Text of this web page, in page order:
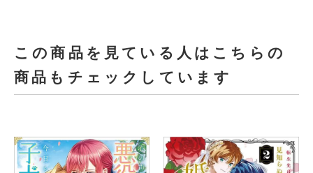
この商品を見ている人はこちらの
商品もチェックしています